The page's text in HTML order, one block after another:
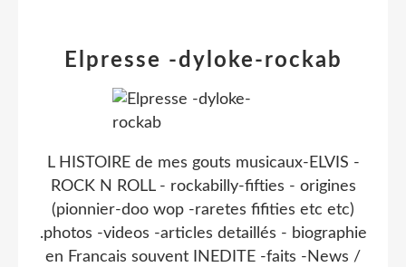
Elpresse -dyloke-rockab
L HISTOIRE de mes gouts musicaux-ELVIS -
ROCK N ROLL - rockabilly-fifties - origines
(pionnier-doo wop -raretes fifities etc etc)
.photos -videos -articles detaillés - biographie
en Francais souvent INEDITE -faits -News /